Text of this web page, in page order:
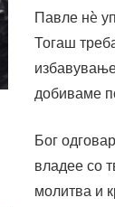
Павле нè
Тогаш
добиваме
Бог
владее со
молитва и